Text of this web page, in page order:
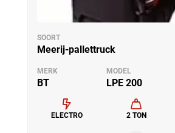
SOORT
Meerij-pallettruck
MERK
BT
MODEL
LPE 200
ELECTRO 2 TON